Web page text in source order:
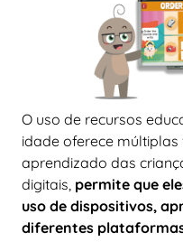
O uso de recursos
idade oferece
aprendizado das
digitais, permite que
uso de dispositivos,
diferentes